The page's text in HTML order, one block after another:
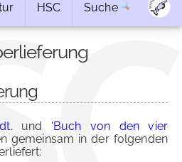
HSC Suche
und 'Buch von den vier
gemeinsam in der folgenden